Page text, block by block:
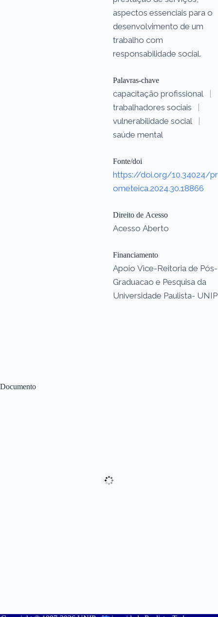
Documento
aspectos essenciais para o
desenvolvimento de um
trabalho com
responsabilidade social.
Palavras-chave
capacitação profissional
|
trabalhadores sociais
|
vulnerabilidade social
|
saúde mental
Fonte/doi
https://doi.org/10.34024/pr
ometeica.2024.30.18866
Direito de Acesso
Acesso Aberto
Financiamento
Apoio Vice-Reitoria de Pós-
Graduacao e Pesquisa da
Universidade Paulista- UNIP